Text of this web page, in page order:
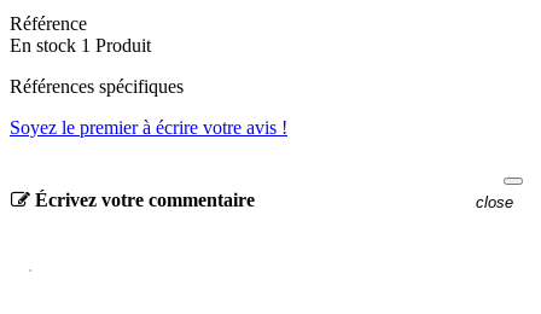
Référence
En stock 1 Produit
Références spécifiques
Soyez le premier à écrire votre avis !
Écrivez votre commentaire close